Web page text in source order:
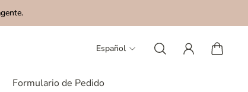
Formulario de Pedido
Español